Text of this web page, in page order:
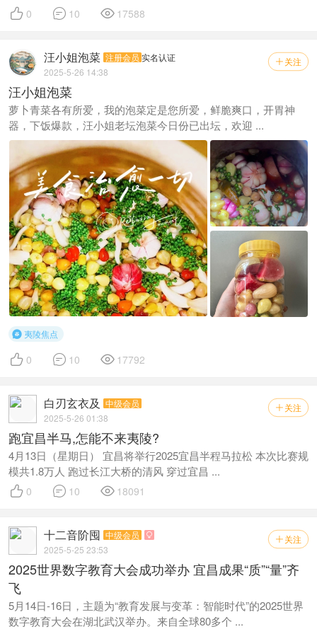
 0  10  17588
 关注
汪小姐泡菜 注册会员 实名认证
2025-5-26 14:38
汪小姐泡菜
萝卜青菜各有所爱，我的泡菜定是您所爱，鲜脆爽口，开胃神
器，下饭爆款，汪小姐老坛泡菜今日份已出坛，欢迎 ...
夷陵焦点
 0  10  17792
 关注
白刃玄衣及 中级会员
2025-5-26 01:38
跑宜昌半马,怎能不来夷陵?
4月13日（星期日） 宜昌将举行2025宜昌半程马拉松 本次比赛规
模共1.8万人 跑过长江大桥的清风 穿过宜昌 ...
 0  10  18091
 关注
十二音阶囤 中级会员 
2025-5-25 23:53
2025世界数字教育大会成功举办 宜昌成果“质”“量”齐
飞
5月14日-16日，主题为“教育发展与变革：智能时代”的2025世界
数字教育大会在湖北武汉举办。来自全球80多个 ...